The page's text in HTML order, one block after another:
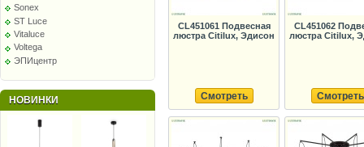
Sonex
ST Luce
Vitaluce
Voltega
ЭПИцентр
НОВИНКИ
CL451061 Подвесная
люстра Citilux, Эдисон
Смотреть
CL451062
люстра Citilux,
Смотреть